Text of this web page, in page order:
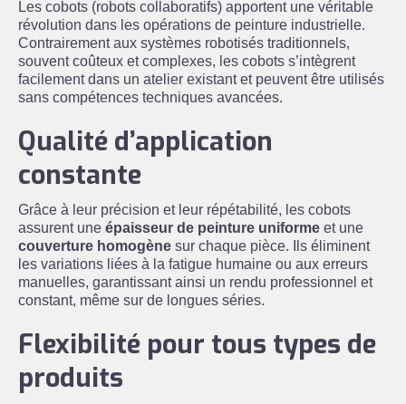
Les cobots (robots collaboratifs) apportent une véritable
révolution dans les opérations de peinture industrielle.
Contrairement aux systèmes robotisés traditionnels,
souvent coûteux et complexes, les cobots s’intègrent
facilement dans un atelier existant et peuvent être utilisés
sans compétences techniques avancées.
Qualité d’application
constante
Grâce à leur précision et leur répétabilité, les cobots
assurent une épaisseur de peinture uniforme et une
couverture homogène sur chaque pièce. Ils éliminent
les variations liées à la fatigue humaine ou aux erreurs
manuelles, garantissant ainsi un rendu professionnel et
constant, même sur de longues séries.
Flexibilité pour tous types de
produits